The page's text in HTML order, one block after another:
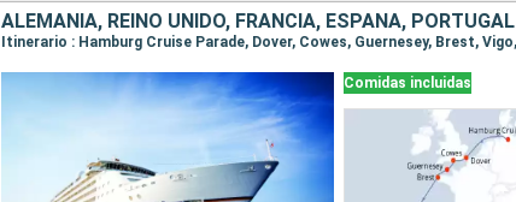
ALEMANIA, REINO UNIDO, FRANCIA, ESPAÑA, PORTUGAL
Comidas incluidas